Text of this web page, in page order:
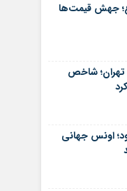
جهش قیمت‌ها
شاخص
اونس جهانی